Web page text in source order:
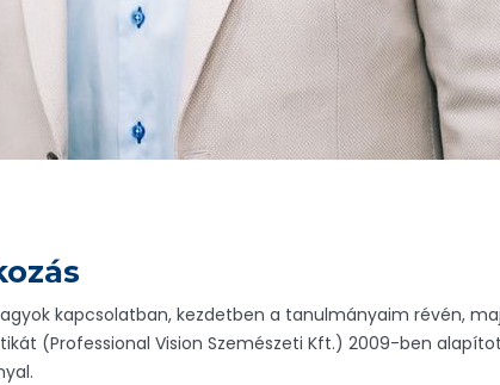
kapcsolatban, kezdetben a tanulmányaim révén,
(Professional Vision Szemészeti Kft.) 2009-ben